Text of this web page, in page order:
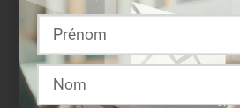
Rassembler